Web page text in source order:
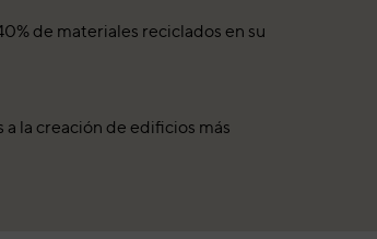
de materiales reciclados en su
la creación de edificios más